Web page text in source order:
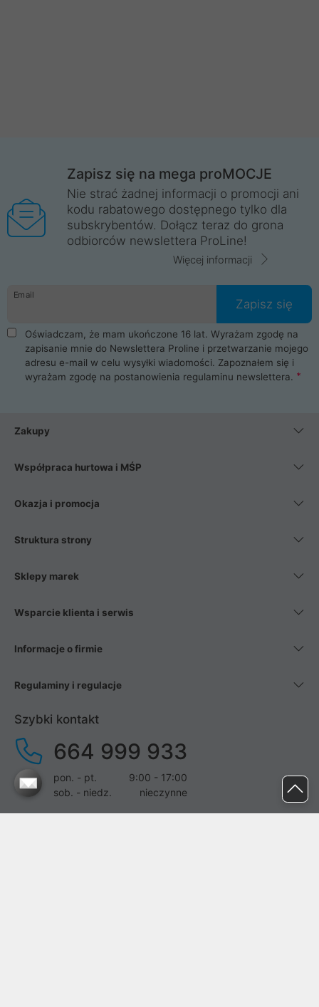
Zapisz się na mega proMOCJE
Nie strać żadnej informacji o promocji ani
kodu rabatowego dostępnego tylko dla
subskrybentów. Dołącz teraz do grona
odbiorców newslettera ProLine!
Więcej informacji
Email
Zapisz się
Oświadczam, że mam ukończone 16 lat. Wyrażam zgodę na
zapisanie mnie do Newslettera Proline i przetwarzanie mojego
adresu e-mail w celu wysyłki wiadomości. Zapoznałem się i
wyrażam zgodę na postanowienia regulaminu newslettera.
Zakupy
Współpraca hurtowa i MŚP
Okazja i promocja
Struktura strony
Sklepy marek
Wsparcie klienta i serwis
Informacje o firmie
Regulaminy i regulacje
Szybki kontakt
664 999 933
pon. - pt.
9:00 - 17:00
sob. - niedz.
nieczynne